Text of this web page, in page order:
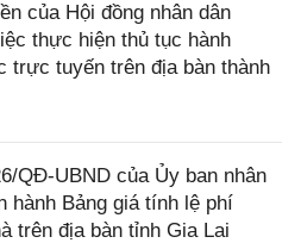
của Hội đồng nhân dân
thực hiện thủ tục hành
trực tuyến trên địa bàn thành
QĐ-UBND của Ủy ban nhân
hành Bảng giá tính lệ phí
trên địa bàn tỉnh Gia Lai